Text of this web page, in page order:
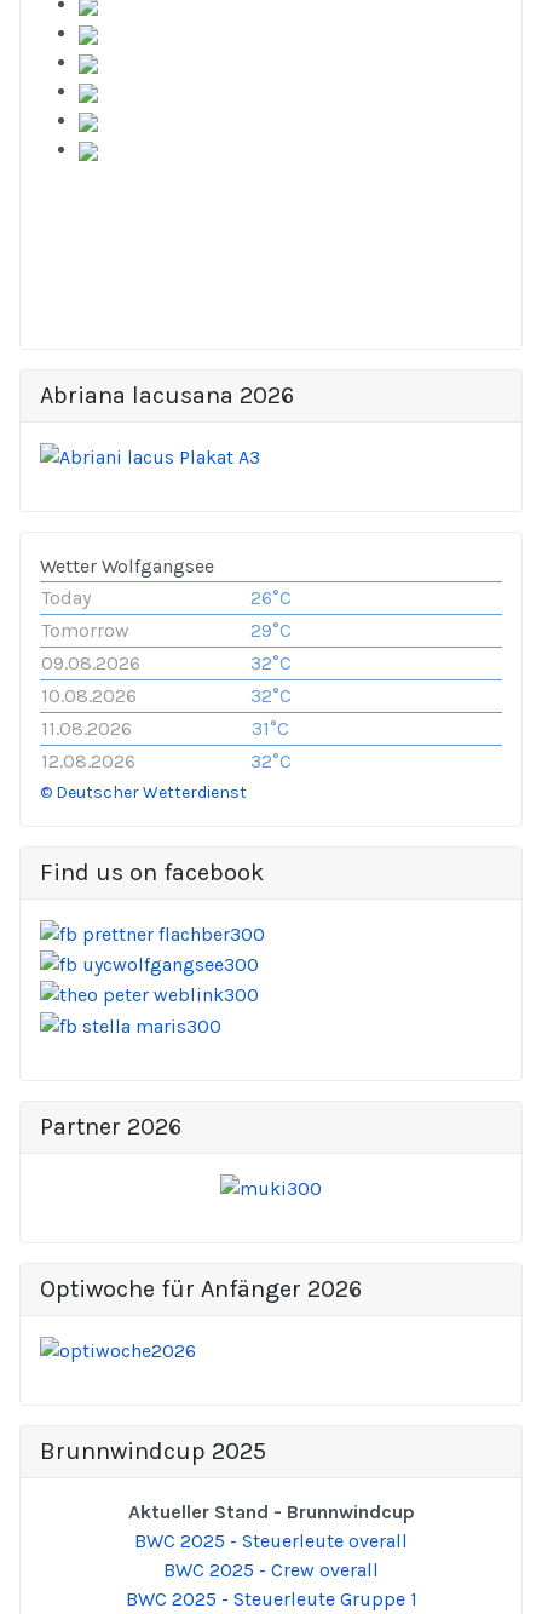
Abriana lacusana 2026
Wetter Wolfgangsee
Today
26°C
Tomorrow
29°C
09.08.2026
32°C
10.08.2026
32°C
11.08.2026
31°C
12.08.2026
32°C
© Deutscher Wetterdienst
Find us on facebook
Partner 2026
Optiwoche für Anfänger 2026
Brunnwindcup 2025
Aktueller Stand - Brunnwindcup
BWC 2025 - Steuerleute overall
BWC 2025 - Crew overall
BWC 2025 - Steuerleute Gruppe 1